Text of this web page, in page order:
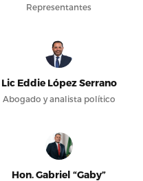
Representantes
Lic Eddie López Serrano
Abogado y analista político
Hon. Gabriel “Gaby”